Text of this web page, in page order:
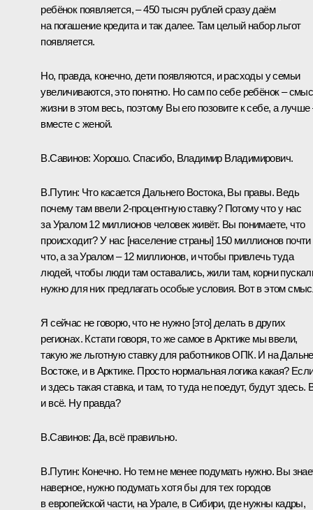
ребёнок появляется, – 450 тысяч рублей сразу даём
на погашение кредита и так далее. Там целый набор льгот
появляется.
Но, правда, конечно, дети появляются, и расходы у семьи
увеличиваются, это понятно. Но сам по себе ребёнок –
жизни в этом весь, поэтому Вы его позовите к себе, а лучше
вместе с женой.
В.Савинов: Хорошо. Спасибо, Владимир Владимирович.
В.Путин: Что касается Дальнего Востока, Вы правы. Ведь
почему там ввели 2-процентную ставку? Потому что у нас
за Уралом 12 миллионов человек живёт. Вы понимаете, что
происходит? У нас [население страны] 150 миллионов почти
что, а за Уралом – 12 миллионов, и чтобы привлечь туда
людей, чтобы люди там оставались, жили там, корни
нужно для них предлагать особые условия. Вот в этом
Я сейчас не говорю, что не нужно [это] делать в других
регионах. Кстати говоря, то же самое в Арктике мы ввели,
такую же льготную ставку для работников ОПК. И на
Востоке, и в Арктике. Просто нормальная логика какая?
и здесь такая ставка, и там, то туда не поедут, будут здесь.
и всё. Ну правда?
В.Савинов: Да, всё правильно.
В.Путин: Конечно. Но тем не менее подумать нужно. Вы
наверное, нужно подумать хотя бы для тех городов
в европейской части, на Урале, в Сибири, где нужны кадры,